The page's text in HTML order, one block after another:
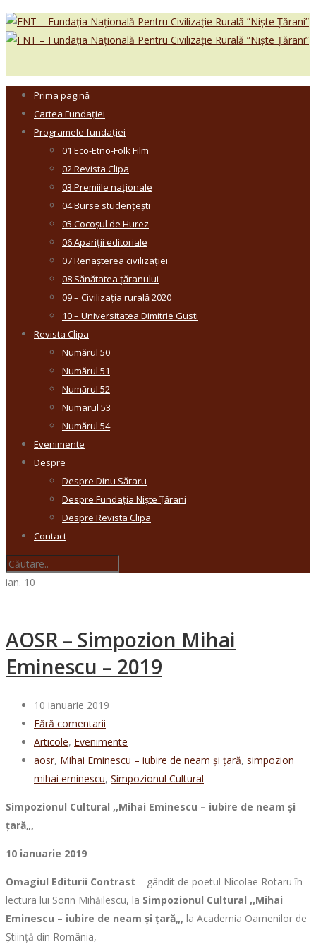
Prima pagină
Cartea Fundației
Programele fundației
01 Eco-Etno-Folk Film
02 Revista Clipa
03 Premiile naționale
04 Burse studențești
05 Cocoșul de Hurez
06 Apariții editoriale
07 Renașterea civilizației
08 Sănătatea țăranului
09 – Civilizația rurală 2020
10 – Universitatea Dimitrie Gusti
Revista Clipa
Numărul 50
Numărul 51
Numărul 52
Numarul 53
Numărul 54
Evenimente
Despre
Despre Dinu Săraru
Despre Fundația Niște Țărani
Despre Revista Clipa
Contact
ian. 10
AOSR – Simpozion Mihai
Eminescu – 2019
10 ianuarie 2019
Fără comentarii
Articole, Evenimente
aosr, Mihai Eminescu – iubire de neam și țară, simpozion
mihai eminescu, Simpozionul Cultural
Simpozionul Cultural ,,Mihai Eminescu – iubire de neam și
țară„,
10 ianuarie 2019
Omagiul Editurii Contrast – gândit de poetul Nicolae Rotaru în
lectura lui Sorin Mihăilescu, la Simpozionul Cultural ,,Mihai
Eminescu – iubire de neam și țară„, la Academia Oamenilor de
Știință din România,